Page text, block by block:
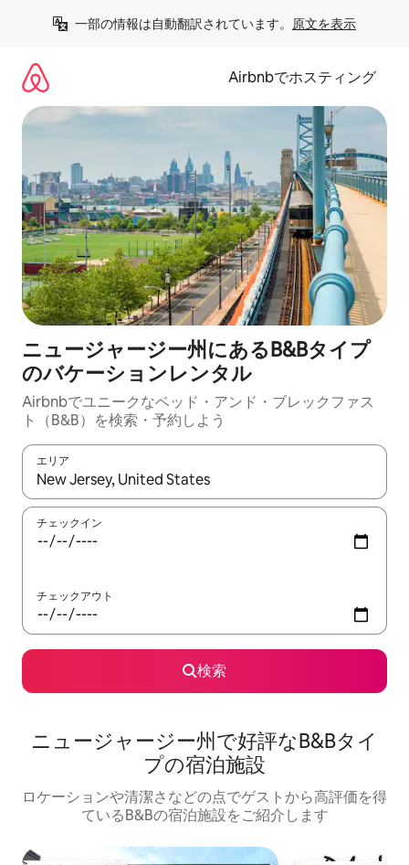
一部の情報は自動翻訳されています。 原文を表示
Airbnbでホスティング
ニュージャージー州にあるB&Bタイプ
のバケーションレンタル
Airbnbでユニークなベッド・アンド・ブレックファス
ト（B&B）を検索・予約しよう
エリア
検索結果が表示されたら、上下の矢印キーを使って移動するか
チェックイン
チェックアウト
検索
ニュージャージー州で好評なB&Bタイ
プの宿泊施設
ロケーションや清潔さなどの点でゲストから高評価を得
ているB&Bの宿泊施設をご紹介します